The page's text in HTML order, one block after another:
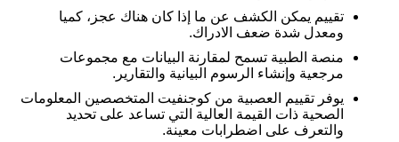
تقييم يمكن الكشف عن ما إذا كان هناك عجز، كميا
ومعدل شدة ضعف الادراك.
منصة الطبية تسمح لمقارنة البيانات مع مجموعات
مرجعية وإنشاء الرسوم البيانية والتقارير.
يوفر تقييم العصبية من كوجنفيت المتخصصين المعلومات
الصحية ذات القيمة العالية التي تساعد على تحديد
والتعرف على اضطرابات معينة.